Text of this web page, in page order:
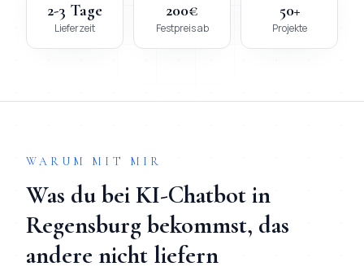
2-3 Tage
Lieferzeit
200€
Festpreis ab
50+
Projekte
WARUM MIT MIR
Was du beiKI-Chatbotin
Regensburgbekommst, das
andere nicht liefern